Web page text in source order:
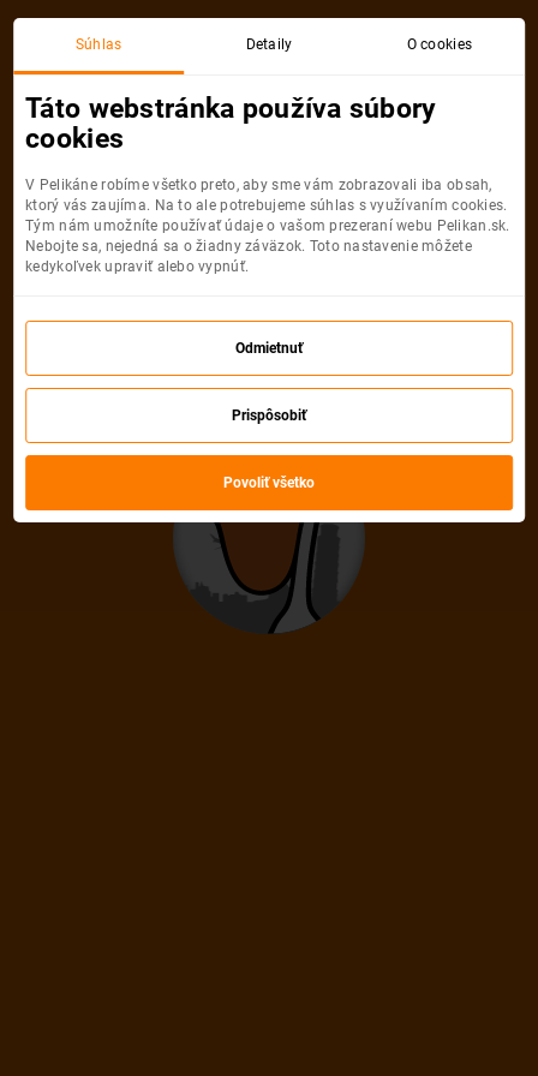
Súhlas Detaily O cookies
Táto webstránka používa súbory
cookies
V Pelikáne robíme všetko preto, aby sme vám zobrazovali iba obsah,
ktorý vás zaujíma. Na to ale potrebujeme súhlas s využívaním cookies.
Tým nám umožníte používať údaje o vašom prezeraní webu Pelikan.sk.
Nebojte sa, nejedná sa o žiadny záväzok. Toto nastavenie môžete
kedykoľvek upraviť alebo vypnúť.
Odmietnuť
Prispôsobiť
Povoliť všetko